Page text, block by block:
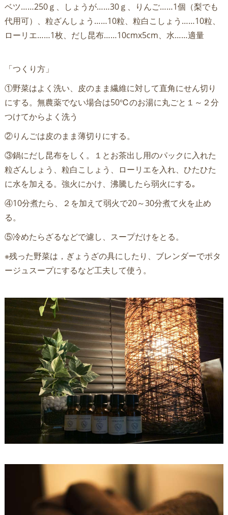
ベツ……250ｇ、しょうが……30ｇ、りんご……1個（梨でも
代用可）、粒ざんしょう……10粒、粒白こしょう……10粒、
ローリエ……1枚、だし昆布……10cmx5cm、水……適量
「つくり方」
①野菜はよく洗い、皮のまま繊維に対して直角にせん切り
にする。無農薬でない場合は50℃のお湯に丸ごと１～２分
つけてからよく洗う
②りんごは皮のまま薄切りにする。
③鍋にだし昆布をしく。１とお茶出し用のパックに入れた
粒ざんしょう、粒白こしょう、ローリエを入れ、ひたひた
に水を加える。強火にかけ、沸騰したら弱火にする｡
④10分煮たら、２を加えて弱火で20～30分煮て火を止め
る。
⑤冷めたらざるなどで濾し、スープだけをとる。
※残った野菜は，ぎょうざの具にしたり、ブレンダーでポタ
ージュスープにするなど工夫して使う。